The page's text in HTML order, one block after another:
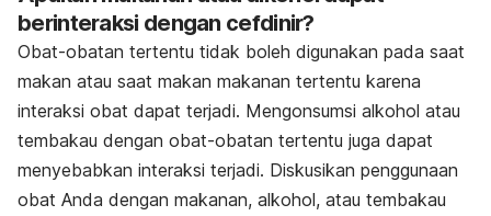
berinteraksi dengan cefdinir?
Obat-obatan tertentu tidak boleh digunakan pada saat
makan atau saat makan makanan tertentu karena
interaksi obat dapat terjadi. Mengonsumsi alkohol atau
tembakau dengan obat-obatan tertentu juga dapat
menyebabkan interaksi terjadi. Diskusikan penggunaan
obat Anda dengan makanan, alkohol, atau tembakau